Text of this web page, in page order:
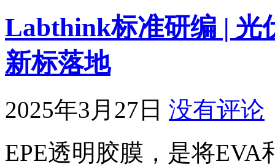
Labthink标准研编 | 光
新标落地
2025年3月27日 没有评论
EPE透明胶膜，是将EVA